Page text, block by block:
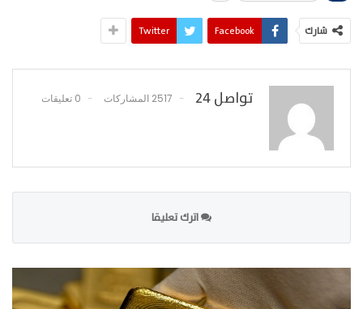
شارك Facebook
Twitter
تواصل 24 2517 المشاركات 0 تعليقات
اترك تعليقا